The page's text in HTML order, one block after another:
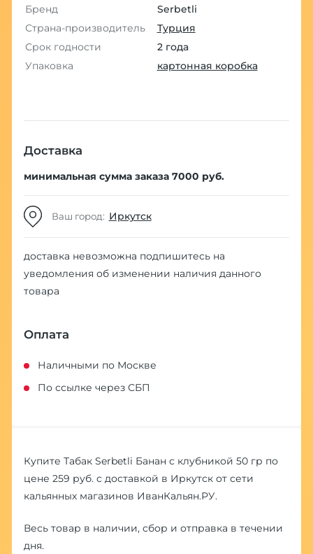
Бренд
Serbetli
Страна-производитель
Турция
Срок годности
2 года
Упаковка
картонная коробка
Доставка
минимальная сумма заказа 7000 руб.
Ваш город: Иркутск
доставка невозможна подпишитесь на
уведомления об изменении наличия данного
товара
Оплата
Наличными по Москве
По ссылке через СБП
Купите Табак Serbetli Банан с клубникой 50 гр по
цене 259 руб. с доставкой в Иркутск от сети
кальянных магазинов ИванКальян.РУ.
Весь товар в наличии, сбор и отправка в течении
дня.